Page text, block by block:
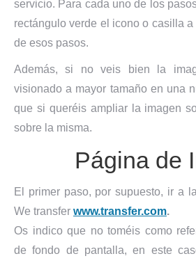
servicio. Para cada uno de los
rectángulo verde el icono o casilla
de esos pasos.
Además, si no veis bien la
visionado a mayor tamaño en una
que si queréis ampliar la imagen
sobre la misma.
Página de
El primer paso, por supuesto, ir a
We transfer www.transfer.com.
Os indico que no toméis como
de fondo de pantalla, en este